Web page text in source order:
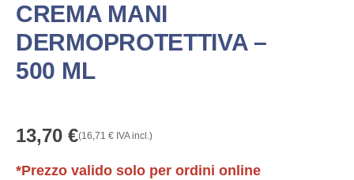
CREMA MANI
DERMOPROTETTIVA –
500 ML
13,70 €(16,71 € IVA incl.)
*Prezzo valido solo per ordini online